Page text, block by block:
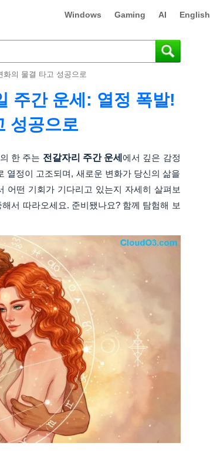
Windows Gaming AI English
화의 물결 타고 성공으로
주간 운세: 열정 폭발!
성공으로
한 주는 전갈자리 주간 운세 에서 깊은 감정
열정이 고조되며, 새로운 변화가 당신의 삶을
어떤 기회가 기다리고 있는지 자세히 살펴보
서 따라오세요. 준비됐나요? 함께 탐험해 보